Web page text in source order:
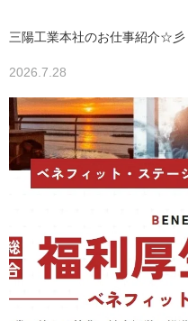
三陽工業本社のお仕事紹介☆彡
2026.7.28